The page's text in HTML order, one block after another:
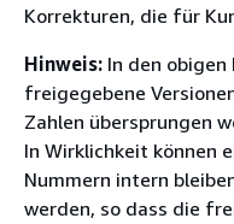
Korrekturen, die für
Hinweis: In den obigen
freigegebene
Zahlen übersprungen
In Wirklichkeit können
Nummern intern
werden, so dass die